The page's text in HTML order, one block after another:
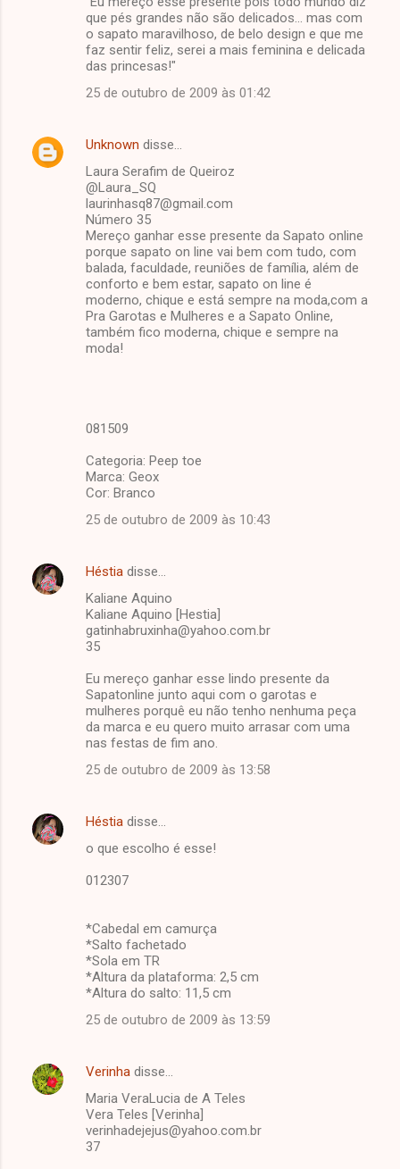
que pés grandes não são delicados... mas com
o sapato maravilhoso, de belo design e que me
faz sentir feliz, serei a mais feminina e delicada
das princesas!"
25 de outubro de 2009 às 01:42
Unknown disse…
Laura Serafim de Queiroz
@Laura_SQ
laurinhasq87@gmail.com
Número 35
Mereço ganhar esse presente da Sapato online
porque sapato on line vai bem com tudo, com
balada, faculdade, reuniões de família, além de
conforto e bem estar, sapato on line é
moderno, chique e está sempre na moda,com a
Pra Garotas e Mulheres e a Sapato Online,
também fico moderna, chique e sempre na
moda!
081509
Categoria: Peep toe
Marca: Geox
Cor: Branco
25 de outubro de 2009 às 10:43
Héstia disse…
Kaliane Aquino
Kaliane Aquino [Hestia]
gatinhabruxinha@yahoo.com.br
35
Eu mereço ganhar esse lindo presente da
Sapatonline junto aqui com o garotas e
mulheres porquê eu não tenho nenhuma peça
da marca e eu quero muito arrasar com uma
nas festas de fim ano.
25 de outubro de 2009 às 13:58
Héstia disse…
o que escolho é esse!
012307
*Cabedal em camurça
*Salto fachetado
*Sola em TR
*Altura da plataforma: 2,5 cm
*Altura do salto: 11,5 cm
25 de outubro de 2009 às 13:59
Verinha disse…
Maria VeraLucia de A Teles
Vera Teles [Verinha]
verinhadejejus@yahoo.com.br
37